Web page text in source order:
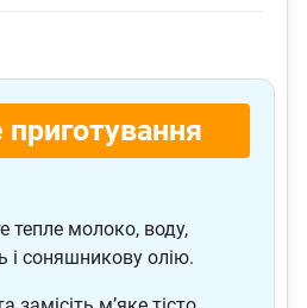
тепле молоко, воду,
і соняшникову олію.